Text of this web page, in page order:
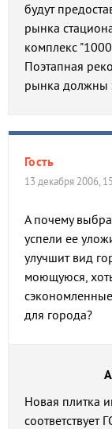
будут
рынка
комплекс
Поэтапная
рынка должны
Гость
13 декабря 2006,
А почему
успели ее
улучшит вид
моющуюся,
для города?
Новая плитка
соответствует